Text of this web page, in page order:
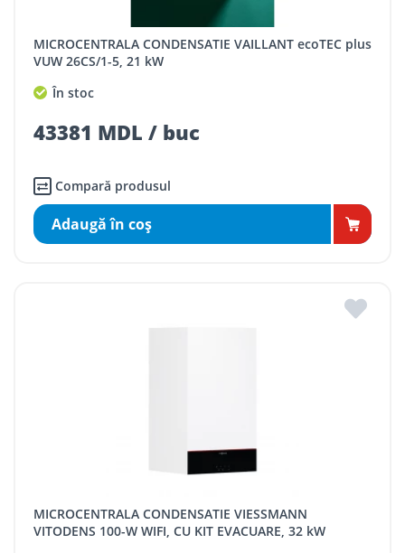
MICROCENTRALA CONDENSATIE VAILLANT ecoTEC plus
VUW 26CS/1-5, 21 kW
În stoc
43381 MDL / buc
Compară produsul
Adaugă în coş
MICROCENTRALA CONDENSATIE VIESSMANN
VITODENS 100-W WIFI, CU KIT EVACUARE, 32 kW